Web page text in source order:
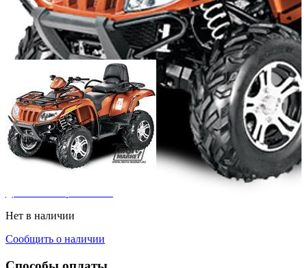
Нет в наличии
Сообщить о наличии